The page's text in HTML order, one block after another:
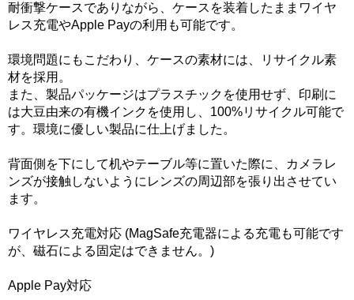
耐衝撃ケースでありながら、ケースを装着したままワイヤ
レス充電やApple Payの利用も可能です。
環境問題にもこだわり、ケースの素材には、リサイクル素
材を採用。
また、製品パッケージはプラスチックを使用せず、印刷に
は大豆由来の有機インクを使用し、100%リサイクル可能で
す。環境に優しい製品に仕上げました。
背面側を下にして机やテーブル等に置いた際に、カメラレ
ンズが接触しないようにレンズの周辺部を張り出させてい
ます。
ワイヤレス充電対応 (MagSafe充電器による充電も可能です
が、磁石による固定はできません。)
Apple Pay対応